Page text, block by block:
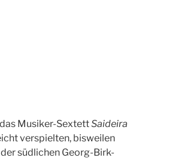
Musiker-SextettSaideira
verspielten, bisweilen
südlichen Georg-Birk-